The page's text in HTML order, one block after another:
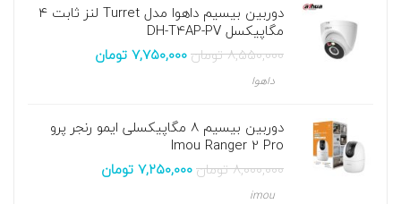
دوربین بیسیم داهوا مدل Turret لنز ثابت ۴
مگاپیکسل DH-T4AP-PV
۸,۵۵۰,۰۰۰تومان۷,۷۵۰,۰۰۰تومان
داهوا
دوربین بیسیم 8 مگاپیکسلی ایمو رنجر پرو
Imou Ranger 2 Pro
۸,۰۰۰,۰۰۰تومان۷,۲۵۰,۰۰۰تومان
imou